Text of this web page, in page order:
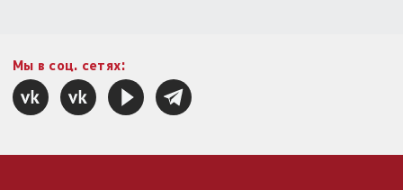
Мы в соц. сетях: